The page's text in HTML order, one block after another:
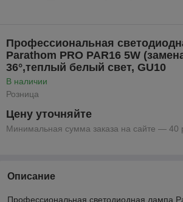
Профессиональная
Parathom PRO PAR16 5W
36°,теплый белый свет, GU10
В наличии
Розница
Цену уточняйте
Минимальная сумма заказа на сайте — 40
Описание
Профессиональная светодиодная лампа